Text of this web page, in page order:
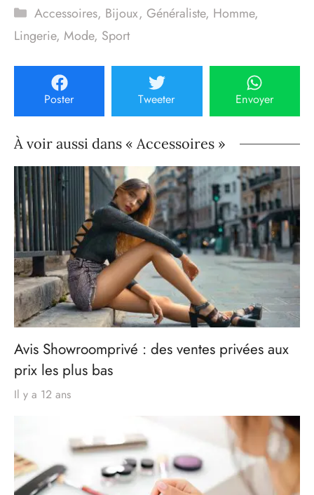
Catégories
Accessoires, Bijoux, Généraliste, Homme,
Lingerie, Mode, Sport
Poster Tweeter Envoyer
À voir aussi dans « Accessoires »
Avis Showroomprivé : des ventes privées aux
prix les plus bas
Il y a 12 ans